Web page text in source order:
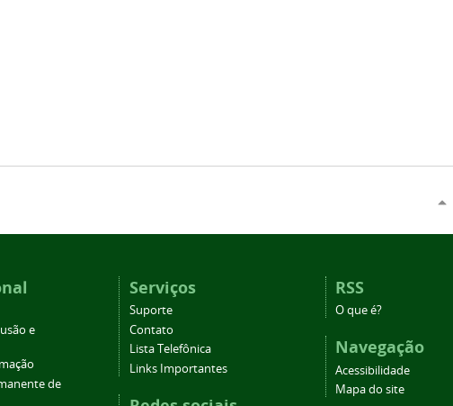
e
de
Serviços
Suporte
Contato
Lista Telefônica
Links Importantes
RSS
O que é?
Navegação
Acessibilidade
Mapa do site